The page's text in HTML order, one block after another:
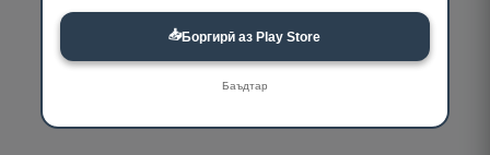
📥Боргирӣ аз Play Store
Баъдтар